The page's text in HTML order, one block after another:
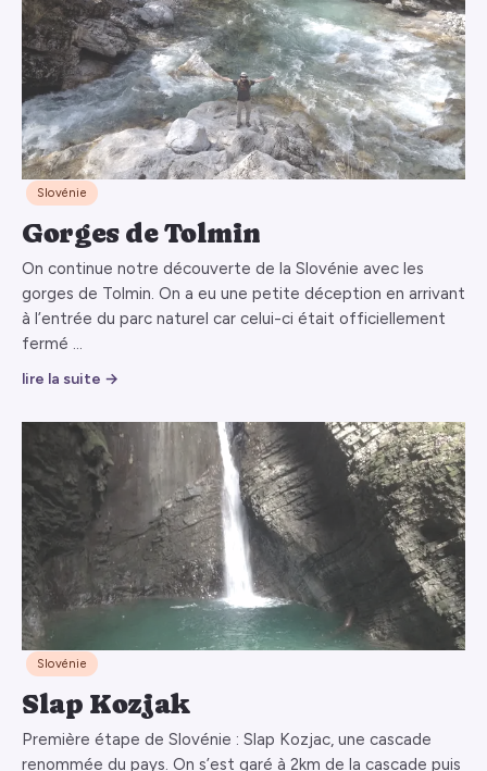
Slovénie
Gorges de Tolmin
On continue notre découverte de la Slovénie avec les
gorges de Tolmin. On a eu une petite déception en arrivant
à l’entrée du parc naturel car celui-ci était officiellement
fermé …
lire la suite →
Slovénie
Slap Kozjak
Première étape de Slovénie : Slap Kozjac, une cascade
renommée du pays. On s’est garé à 2km de la cascade puis